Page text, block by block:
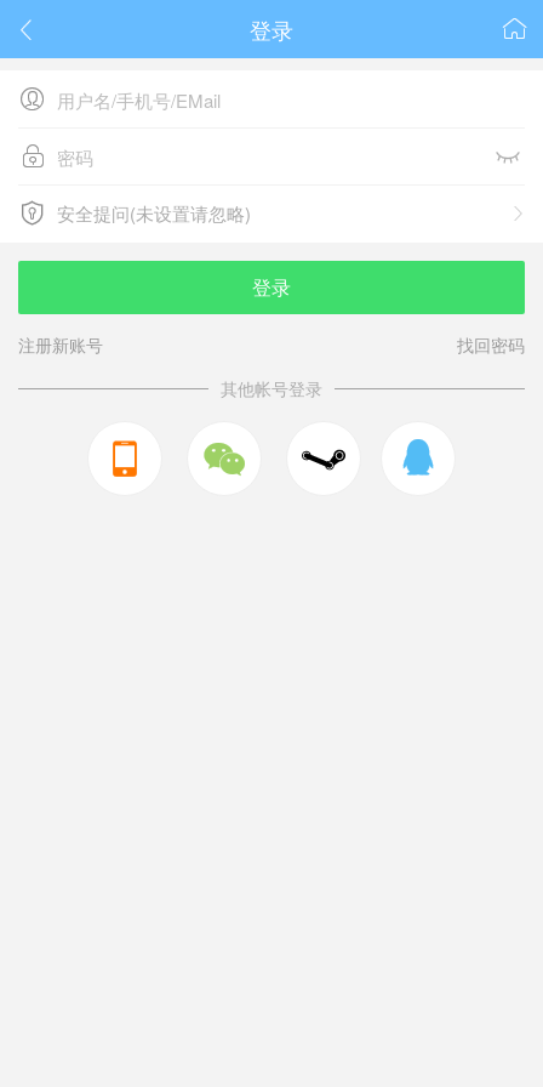
 
登录

 
 
安全提问(未设置请忽略)
安全提问(未设置请忽略)
登录
注册新账号
找回密码
其他帐号登录
  